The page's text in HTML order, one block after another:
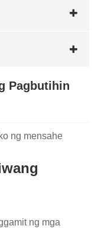
Pagbutihin
ng mensahe
ng mga